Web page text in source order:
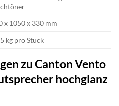
x 1050 x 330 mm
kg pro Stück
zu Canton Vento
hochglanz